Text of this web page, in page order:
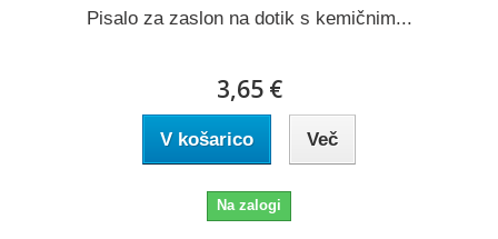
Pisalo za zaslon na dotik s kemičnim...
3,65 €
V košarico Več
Na zalogi